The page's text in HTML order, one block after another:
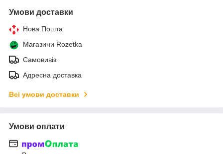
Умови доставки
Нова Пошта
Магазини Rozetka
Самовивіз
Адресна доставка
Всі умови доставки
Умови оплати